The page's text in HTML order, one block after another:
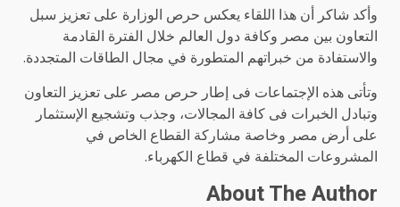
وأكد شاكر أن هذا اللقاء يعكس حرص الوزارة على تعزيز سبل
التعاون بين مصر وكافة دول العالم خلال الفترة القادمة
والاستفادة من خبراتهم المتطورة في مجال الطاقات المتجددة.
وتأتى هذه الإجتماعات فى إطار حرص مصر على تعزيز التعاون
وتبادل الخبرات فى كافة المجالات، وجذب وتشجيع الإستثمار
على أرض مصر وخاصة مشاركة القطاع الخاص في
المشروعات المختلفة في قطاع الكهرباء.
About The Author